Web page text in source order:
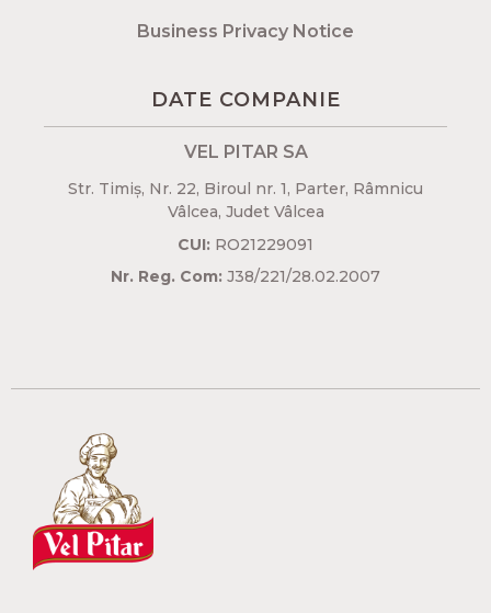
Business Privacy Notice
DATE COMPANIE
VEL PITAR SA
Str. Timiș, Nr. 22, Biroul nr. 1, Parter, Râmnicu
Vâlcea, Judet Vâlcea​
CUI: RO21229091
Nr. Reg. Com: J38/221/28.02.2007